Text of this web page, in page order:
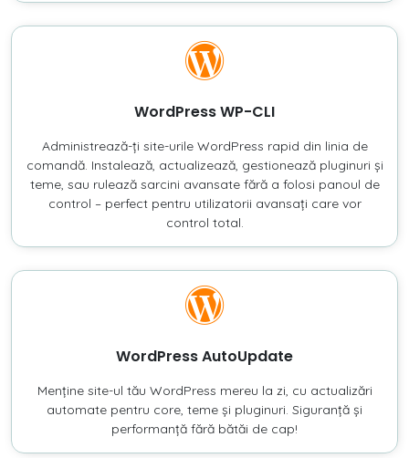
WordPress WP-CLI
Administrează-ți site-urile WordPress rapid din linia de
comandă. Instalează, actualizează, gestionează pluginuri și
teme, sau rulează sarcini avansate fără a folosi panoul de
control – perfect pentru utilizatorii avansați care vor
control total.
WordPress AutoUpdate
Menține site-ul tău WordPress mereu la zi, cu actualizări
automate pentru core, teme și pluginuri. Siguranță și
performanță fără bătăi de cap!